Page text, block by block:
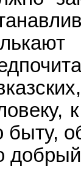
быту,